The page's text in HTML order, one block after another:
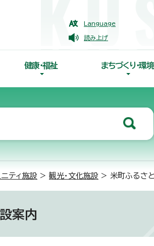
Language
読み上げ
健康・福祉 まちづくり・環境
ニティ施設 > 観光・文化施設 > 米町ふるさ
案内